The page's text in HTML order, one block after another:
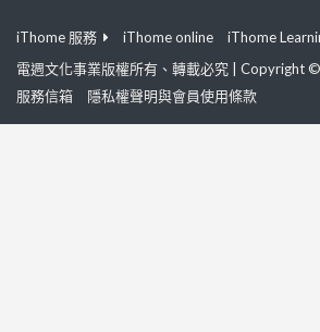
iThome 服務 iThome online
iThome
電週文化事業版權所有、轉載必究 | Copyright
服務信箱
隱私權聲明與會員使用條款